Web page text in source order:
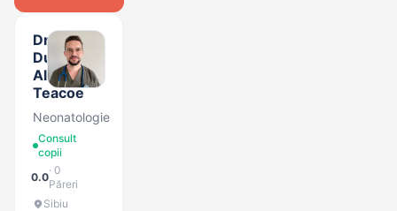
Dr.
Dumitru
Alin
Teacoe
Neonatologie
Consult
copii
0.0
· 0
Păreri
Sibiu